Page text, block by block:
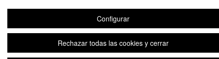
Configurar
Rechazar todas las cookies y cerrar
Aviso legal|Contacto
Plataforma de organización de eventos Symposium
Copyright © 2026